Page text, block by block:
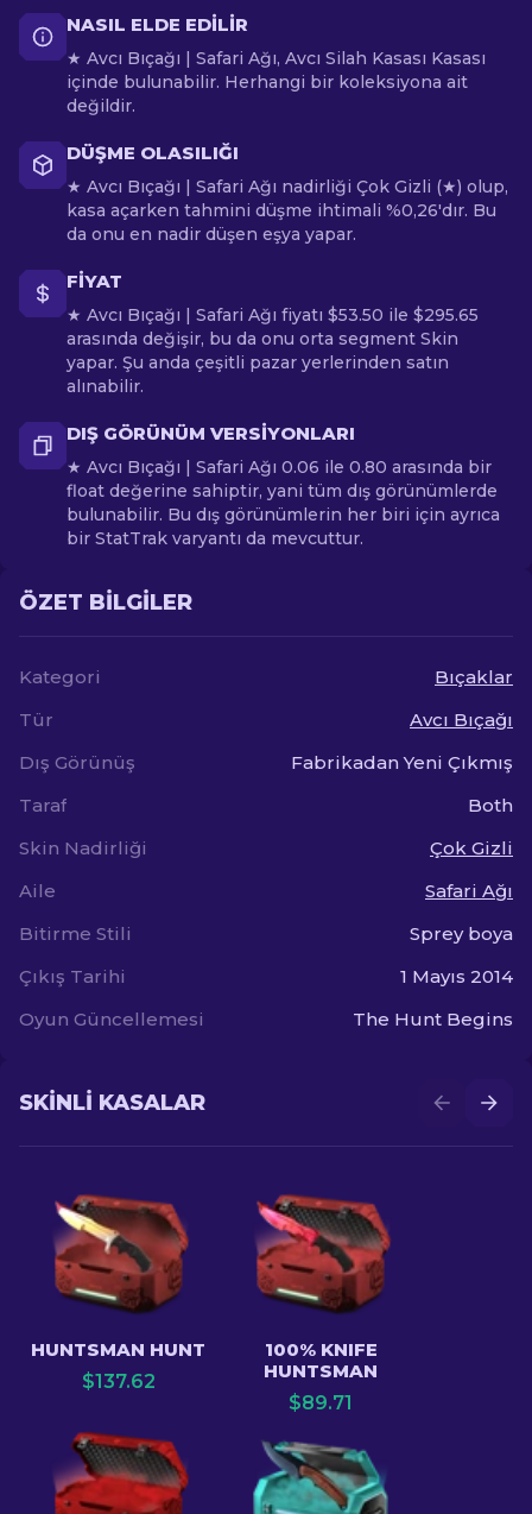
NASIL ELDE EDILIR
★ Avcı Bıçağı | Safari Ağı, Avcı Silah Kasası Kasası
içinde bulunabilir. Herhangi bir koleksiyona ait
değildir.
DÜŞME OLASILIĞI
★ Avcı Bıçağı | Safari Ağı nadirliği Çok Gizli (★) olup,
kasa açarken tahmini düşme ihtimali %0,26'dır. Bu
da onu en nadir düşen eşya yapar.
FIYAT
★ Avcı Bıçağı | Safari Ağı fiyatı $53.50 ile $295.65
arasında değişir, bu da onu orta segment Skin
yapar. Şu anda çeşitli pazar yerlerinden satın
alınabilir.
DIŞ GÖRÜNÜM VERSIYONLARI
★ Avcı Bıçağı | Safari Ağı 0.06 ile 0.80 arasında bir
float değerine sahiptir, yani tüm dış görünümlerde
bulunabilir. Bu dış görünümlerin her biri için ayrıca
bir StatTrak varyantı da mevcuttur.
ÖZET BILGILER
Kategori
Bıçaklar
Tür
Avcı Bıçağı
Dış Görünüş
Fabrikadan Yeni Çıkmış
Taraf
Both
Skin Nadirliği
Çok Gizli
Aile
Safari Ağı
Bitirme Stili
Sprey boya
Çıkış Tarihi
1 Mayıs 2014
Oyun Güncellemesi
The Hunt Begins
SKINLI KASALAR
HUNTSMAN HUNT
$137.62
100% KNIFE
HUNTSMAN
$89.71